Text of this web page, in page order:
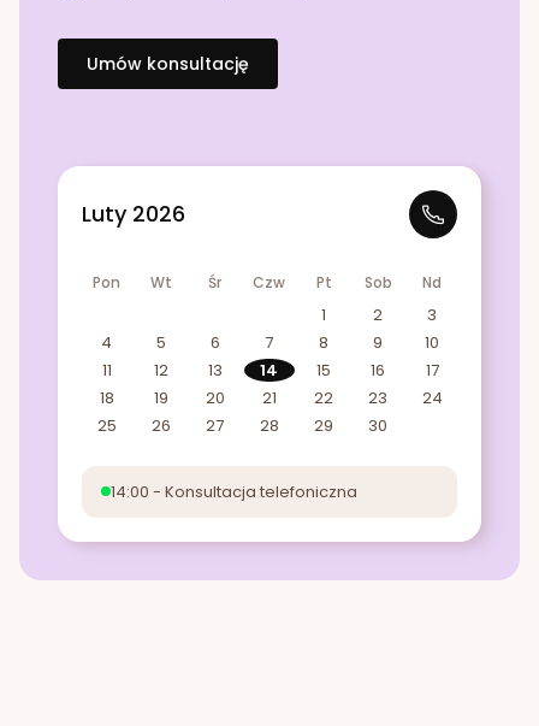
Umów konsultację
Luty 2026
Pon Wt Śr Czw Pt Sob Nd
1 2
3
4
5 6 7 8 9
10
11
12 13 14 15 16
17
18
19 20 21 22 23
24
25
26 27 28 29 30
14:00 - Konsultacja telefoniczna